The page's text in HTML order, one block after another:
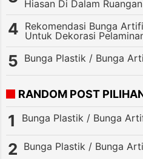
Hiasan Di Dalam Ruangan
Rekomendasi Bunga
Untuk Dekorasi
Bunga Plastik / Bunga
RANDOM POST
Bunga Plastik / Bunga
Bunga Plastik / Bunga